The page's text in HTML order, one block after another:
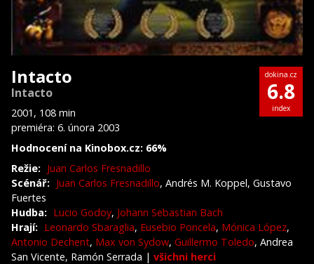
Intacto
Intacto
2001, 108 min
premiéra: 6. února 2003
Hodnocení na Kinobox.cz: 66%
dokina.cz
6.8
index
Režie: Juan Carlos Fresnadillo
Scénář: Juan Carlos Fresnadillo, Andrés M. Koppel, Gustavo
Fuertes
Hudba: Lucio Godoy, Johann Sebastian Bach
Hrají: Leonardo Sbaraglia, Eusebio Poncela, Mónica López,
Antonio Dechent, Max von Sydow, Guillermo Toledo, Andrea
San Vicente, Ramón Serrada | všichni herci